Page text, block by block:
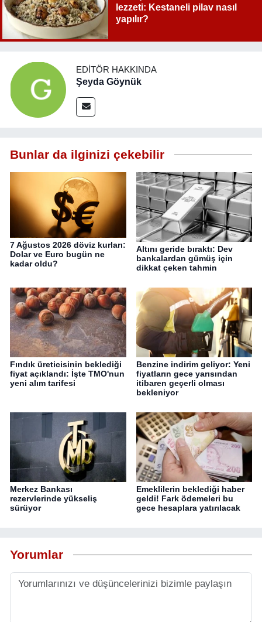
lezzeti: Kestaneli pilav nasıl
yapılır?
EDITÖR HAKKINDA
Şeyda Göynük
Bunlar da ilginizi çekebilir
7 Ağustos 2026 döviz kurları:
Dolar ve Euro bugün ne
kadar oldu?
Altını geride bıraktı: Dev
bankalardan gümüş için
dikkat çeken tahmin
Fındık üreticisinin beklediği
fiyat açıklandı: İşte TMO'nun
yeni alım tarifesi
Benzine indirim geliyor: Yeni
fiyatların gece yarısından
itibaren geçerli olması
bekleniyor
Merkez Bankası
rezervlerinde yükseliş
sürüyor
Emeklilerin beklediği haber
geldi! Fark ödemeleri bu
gece hesaplara yatırılacak
Yorumlar